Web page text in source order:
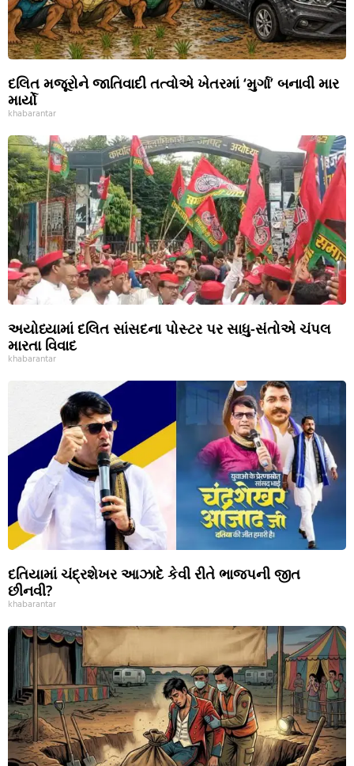
દલિત મજૂરોને જાતિવાદી તત્વોએ ખેતરમાં ‘મુર્ગા’ બનાવી માર
માર્યો
khabarantar
અયોધ્યામાં દલિત સાંસદના પોસ્ટર પર સાધુ-સંતોએ ચંપલ
મારતા વિવાદ
khabarantar
દતિયામાં ચંદ્રશેખર આઝાદે કેવી રીતે ભાજપની જીત
છીનવી?
khabarantar